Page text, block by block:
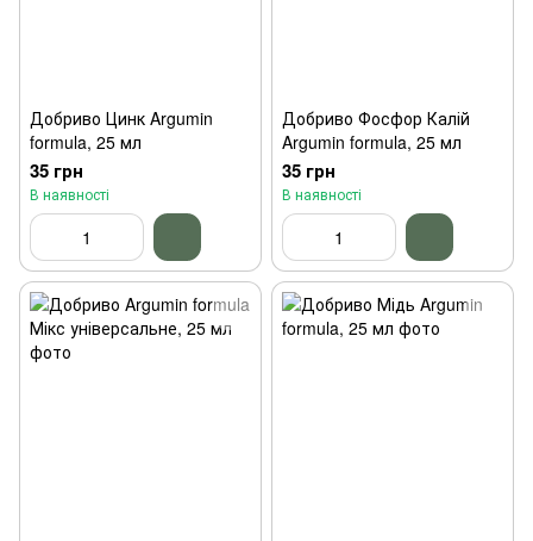
Добриво Цинк Argumin
formula, 25 мл
35 грн
В наявності
Добриво Фосфор Калій
Argumin formula, 25 мл
35 грн
В наявності